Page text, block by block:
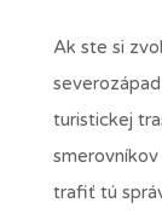
Ak ste si
turistickej
trafiť tú